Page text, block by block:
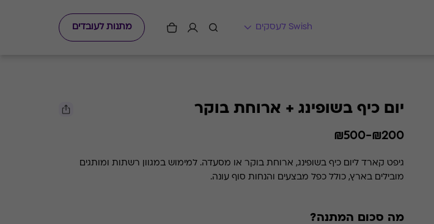
Swish לעסקים מתנות לעובדים
יום כיף בשופינג + ארוחת בוקר
₪200-₪500
גיפט קארד ליום כיף בשופינג, ארוחת בוקר או מסעדה. למימוש במגוון רשתות ומותגים
מובילים בארץ, כולל כפל מבצעים והנחות סוף עונה.
מה סכום המתנה?